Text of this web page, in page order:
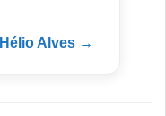
Alves →